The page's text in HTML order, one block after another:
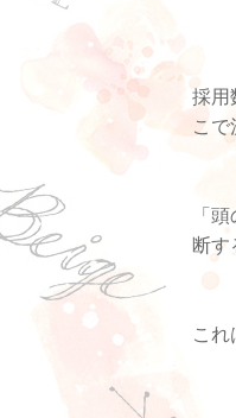
採用
こで
「
断す
これ